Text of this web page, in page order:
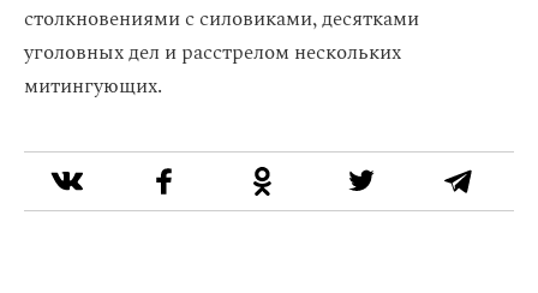
столкновениями с силовиками, десятками
уголовных дел и расстрелом нескольких
митингующих.